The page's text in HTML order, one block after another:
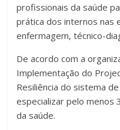
profissionais da saúde
prática dos internos nas
enfermagem, técnico-
De acordo com a
Implementação do
Resiliência do sistema
especializar pelo menos
da saúde.